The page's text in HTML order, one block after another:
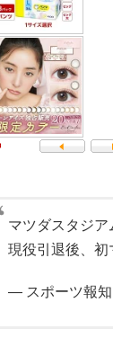
マツダスタジア
現役引退後、初
— スポーツ報知